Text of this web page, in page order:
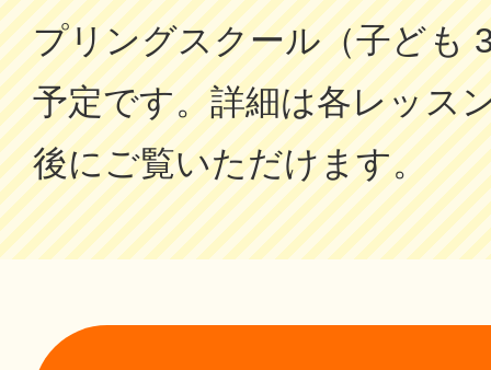
プリングスクール（子ども
予定です。詳細は各レッス
後にご覧いただけます。